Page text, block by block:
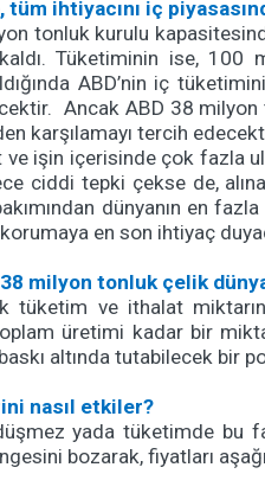
ihtiyacını iç
tonluk kurulu
Tüketiminin ise, 100
ABD’nin iç
Ancak ABD 38
karşılamayı tercih
işin içerisinde çok fazla
ciddi tepki çekse de,
dünyanın en
en son ihtiyaç
milyon tonluk çelik
tüketim ve ithalat
üretimi kadar bir
altında tutabilecek bir
nasıl etkiler?
yada tüketimde bu
bozarak, fiyatları